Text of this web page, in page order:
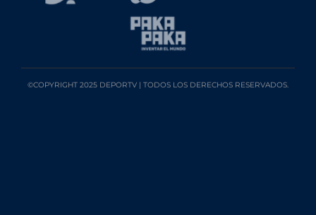
©COPYRIGHT 2025 DEPORTV | TODOS LOS DERECHOS RESERVADOS.